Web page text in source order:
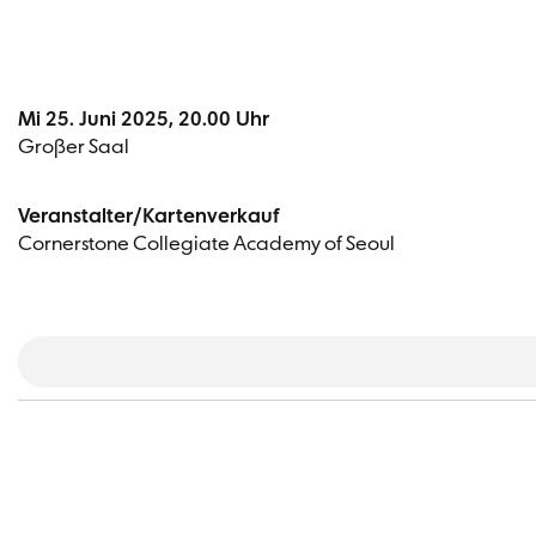
Mi 25. Juni 2025, 20.00 Uhr
Großer Saal
Veranstalter/Kartenverkauf
Cornerstone Collegiate Academy of Seoul